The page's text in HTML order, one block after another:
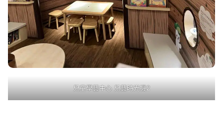
兒童學藝中心 兒藝時光機2